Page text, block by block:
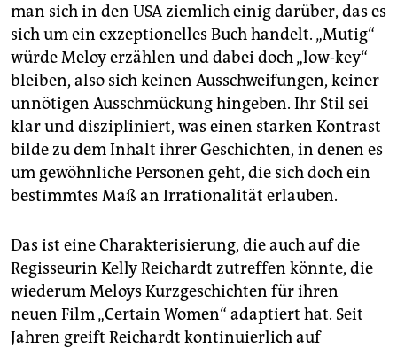
unterstützen
abo
genossenschaft
epaper login
man sich in den USA ziemlich einig darüber, das es
sich um ein exzeptionelles Buch handelt. „Mutig“
würde Meloy erzählen und dabei doch „low-key“
bleiben, also sich keinen Ausschweifungen, keiner
unnötigen Ausschmückung hingeben. Ihr Stil sei
klar und diszipliniert, was einen starken Kontrast
bilde zu dem Inhalt ihrer Geschichten, in denen es
um gewöhnliche Personen geht, die sich doch ein
bestimmtes Maß an Irrationalität erlauben.
Das ist eine Charakterisierung, die auch auf die
Regisseurin Kelly Reichardt zutreffen könnte, die
wiederum Meloys Kurzgeschichten für ihren
neuen Film „Certain Women“ adaptiert hat. Seit
Jahren greift Reichardt kontinuierlich auf